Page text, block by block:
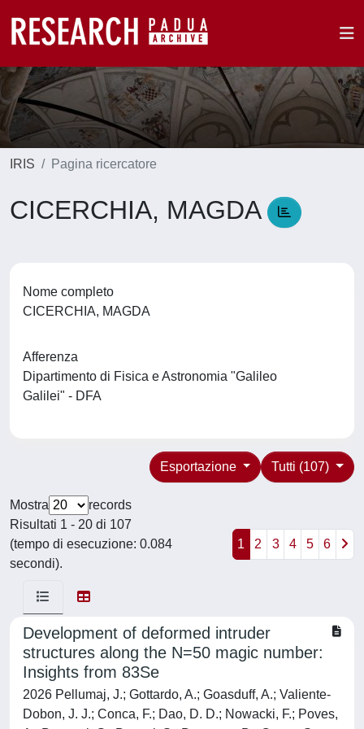
IRIS Pagina ricercatore
CICERCHIA, MAGDA
Nome completo
CICERCHIA, MAGDA
Afferenza
Dipartimento di Fisica e Astronomia "Galileo
Galilei" - DFA
Tutti (107)
Esportazione
Mostra
records
Risultati 1 - 20 di 107
(tempo di esecuzione: 0.084
secondi).
1 2 3 4 5 6
Development of deformed intruder
structures along the N=50 magic number:
Insights from 83Se
2026 Pellumaj, J.; Gottardo, A.; Goasduff, A.; Valiente-
Dobon, J. J.; Conca, F.; Dao, D. D.; Nowacki, F.; Poves,